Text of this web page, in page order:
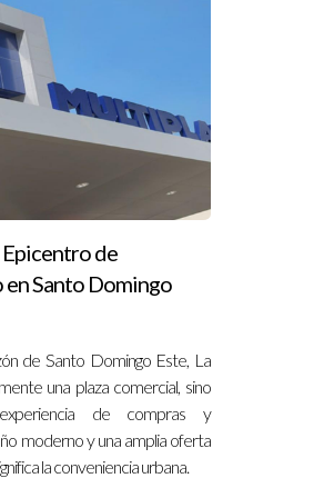
Otros desarrolladores,
profundamente
en el valor de tu
la reputación y la
la clave para asegurar
Epicentro de
Santo Domingo
de Santo Domingo Este, La
una plaza comercial, sino
de compras y
moderno y una amplia oferta
la conveniencia urbana.